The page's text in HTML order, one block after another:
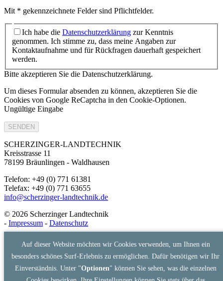
Mit * gekennzeichnete Felder sind Pflichtfelder.
Ich habe die Datenschutzerklärung zur Kenntnis
genommen. Ich stimme zu, dass meine Angaben zur
Kontaktaufnahme und für Rückfragen dauerhaft gespeichert
werden.
Bitte akzeptieren Sie die Datenschutzerklärung.
Um dieses Formular absenden zu können, akzeptieren Sie die
Cookies von Google ReCaptcha in den Cookie-Optionen.
Ungültige Eingabe
SENDEN
SCHERZINGER-LANDTECHNIK
Kreisstrasse 11
78199 Bräunlingen - Waldhausen
Telefon: +49 (0) 771 61381
Telefax: +49 (0) 771 63655
info@scherzinger-landtechnik.de
© 2026 Scherzinger Landtechnik
- Impressum - Datenschutz
Auf dieser Website möchten wir Cookies verwenden, um Ihnen ein
besonders schönes Surf-Erlebnis zu ermöglichen. Dafür benötigen wir Ihr
Einverständnis. Unter "Optionen" können Sie sehen, was die einzelnen